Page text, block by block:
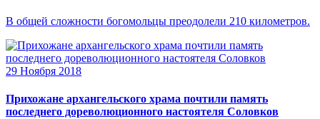
В общей сложности богомольцы преодолели 210 километров.
29 Ноября 2018
Прихожане архангельского храма почтили память
последнего дореволюционного настоятеля Соловков